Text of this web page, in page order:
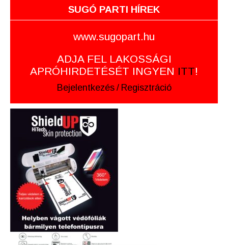
SUGÓ PARTI HÍREK
www.sugopart.hu
ADJA FEL LAKOSSÁGI
APRÓHIRDETÉSÉT INGYEN ITT!
Bejelentkezés / Regisztráció